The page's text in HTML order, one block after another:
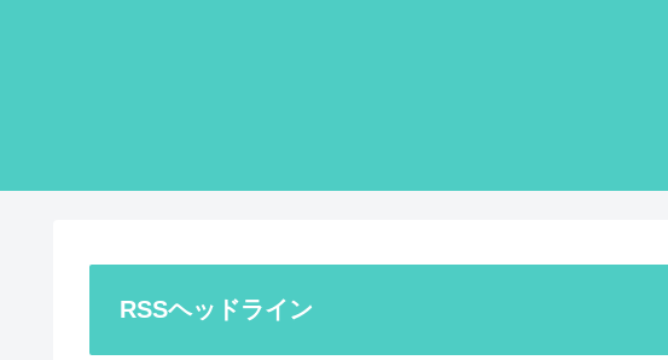
RSSヘッドライン